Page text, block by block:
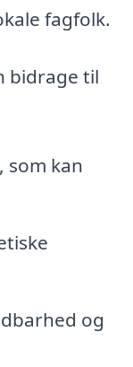
fagfolk.
bidrage til
som kan
og